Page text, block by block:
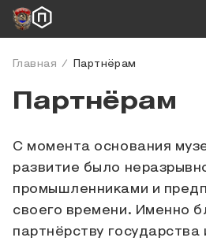
Главная Партнёрам
Партнёрам
С момента основания
развитие было
промышленниками и
своего времени. Именно
партнёрству государства